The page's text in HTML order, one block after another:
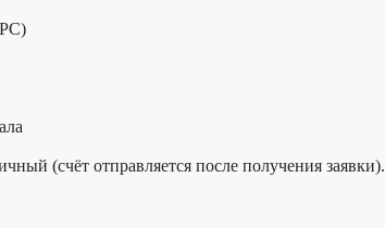
(счёт отправляется после получения заявки).